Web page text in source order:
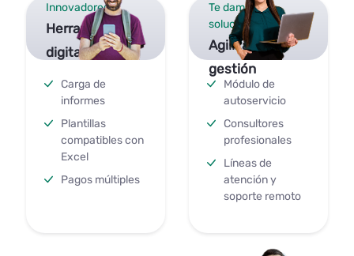
Innovadores
Herramientas
digitales
Carga de
informes
Plantillas
compatibles con
Excel
Pagos múltiples
Te damos
soluciones
Agiliza tu
gestión
Módulo de
autoservicio
Consultores
profesionales
Líneas de
atención y
soporte remoto